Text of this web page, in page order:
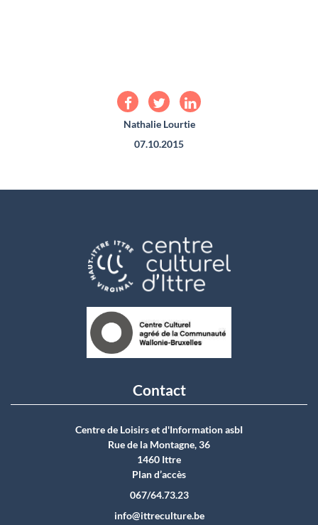
Nathalie Lourtie
07.10.2015
Contact
Centre de Loisirs et d'Information asbI
Rue de la Montagne, 36
1460 Ittre
Plan d’accès
067/64.73.23
info@ittreculture.be